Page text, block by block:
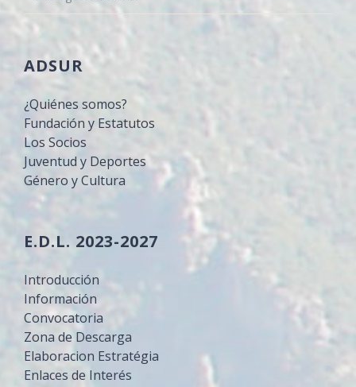
ADSUR
¿Quiénes somos?
Fundación y Estatutos
Los Socios
Juventud y Deportes
Género y Cultura
E.D.L. 2023-2027
Introducción
Información
Convocatoria
Zona de Descarga
Elaboracion Estratégia
Enlaces de Interés